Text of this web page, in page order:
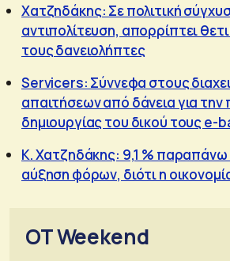
Χατζηδάκης: Σε πολιτική
αντιπολίτευση, απορρίπτει
τους δανειολήπτες
Servicers: Σύννεφα στους
απαιτήσεων από δάνεια για την
δημιουργίας του δικού τους e-
Κ. Χατζηδάκης: 9,1 %
αύξηση φόρων, διότι η
OT Weekend